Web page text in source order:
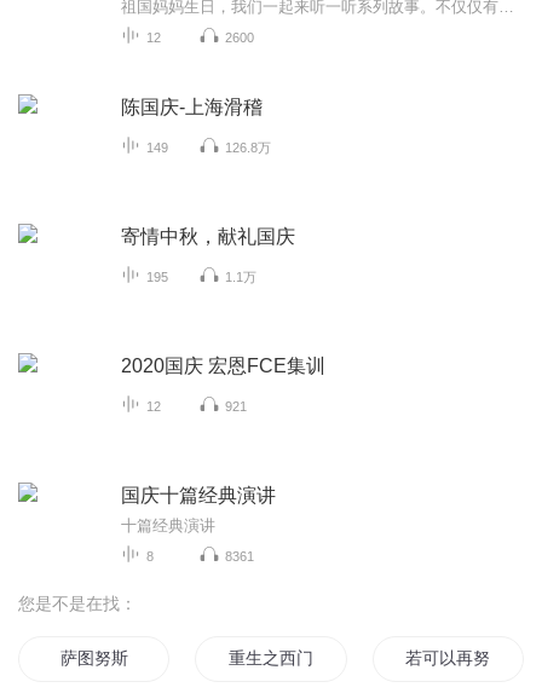
12 2600
陈国庆-上海滑稽
149 126.8万
寄情中秋，献礼国庆
195 1.1万
2020国庆 宏恩FCE集训
12 921
国庆十篇经典演讲
十篇经典演讲
8 8361
您是不是在找：
萨图努斯 重生之西门庆 若可以再努力